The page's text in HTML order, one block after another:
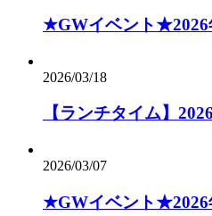
★GWイベント★2026
2026/03/18
【ランチタイム】
2026/03/07
★GWイベント★2026